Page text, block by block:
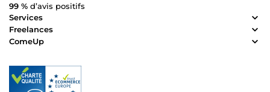
99 % d’avis positifs
Services
Freelances
ComeUp